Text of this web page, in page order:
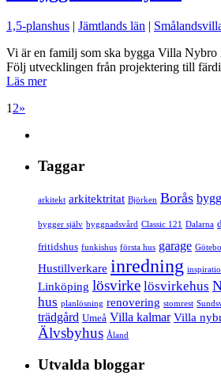
1,5-planshus | Jämtlands län |
Vi är en familj som ska bygga Villa Nybro
Följ utvecklingen från projektering till
Läs mer
1 2»
Taggar
arkitekt arkitektritat Björken Borås
bygger själv byggnadsvård Classic 121 Dalarna
fritidshus funkishus första hus garage
Hustillverkare inredning
Linköping lösvirke lösvirkehus
hus planlösning renovering stomrest
trädgård Umeå Villa kalmar Villa
Älvsbyhus Åland
Utvalda bloggar